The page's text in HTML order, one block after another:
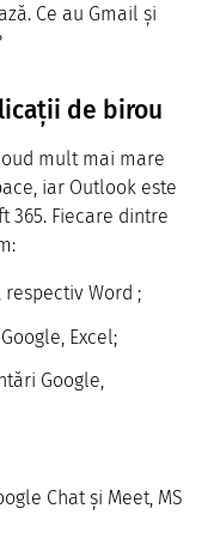
Ce au Gmail și
de birou
mult mai mare
iar Outlook este
365. Fiecare dintre
respectiv Word ;
Excel;
Google,
Chat și Meet, MS